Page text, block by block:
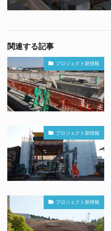
関連する記事
プロジェクト新情報
プロジェクト新情報
プロジェクト新情報